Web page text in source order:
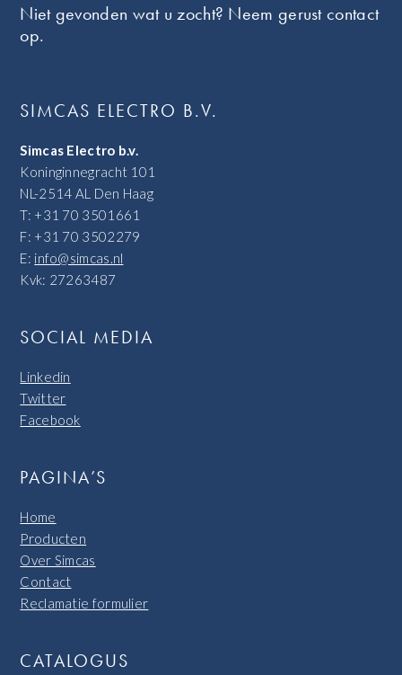
Niet gevonden wat u zocht? Neem gerust contact
op.
SIMCAS ELECTRO B.V.
Simcas Electro b.v.
Koninginnegracht 101
NL-2514 AL Den Haag
T: +31 70 3501661
F: +31 70 3502279
E: info@simcas.nl
Kvk: 27263487
SOCIAL MEDIA
Linkedin
Twitter
Facebook
PAGINA’S
Home
Producten
Over Simcas
Contact
Reclamatie formulier
CATALOGUS